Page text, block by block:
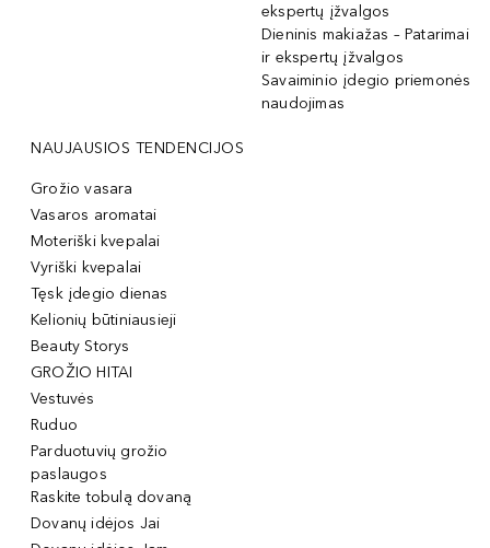
ekspertų įžvalgos
Dieninis makiažas – Patarimai
ir ekspertų įžvalgos
Savaiminio įdegio priemonės
naudojimas
NAUJAUSIOS TENDENCIJOS
Grožio vasara
Vasaros aromatai
Moteriški kvepalai
Vyriški kvepalai
Tęsk įdegio dienas
Kelionių būtiniausieji
Beauty Storys
GROŽIO HITAI
Vestuvės
Ruduo
Parduotuvių grožio
paslaugos
Raskite tobulą dovaną
Dovanų idėjos Jai